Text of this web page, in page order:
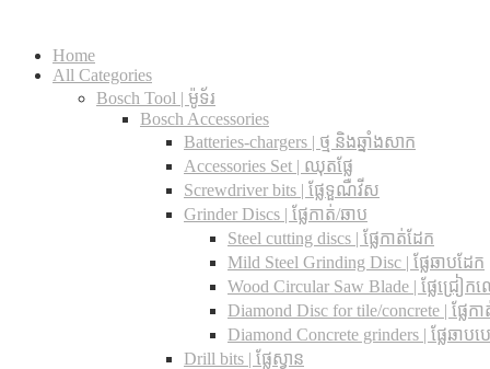
Home
All Categories
Bosch Tool | ម៉ូទ័រ
Bosch Accessories
Batteries-chargers | ថ្ម និងឆ្នាំងសាក
Accessories Set | ឈុតផ្លែ
Screwdriver bits | ផ្លែទួណឺវីស
Grinder Discs |​ ផ្លែកាត់/ឆាប
Steel cutting discs |​ ផ្លែកាត់ដែក
Mild Steel Grinding Disc | ផ្លែឆាបដែក
Wood Circular Saw Blade | ផ្លែជ្រៀក
Diamond Disc for tile/concrete​ | ផ្លែកា
Diamond Concrete grinders | ផ្លែឆាបប
Drill bits |​ ផ្លែស្វាន